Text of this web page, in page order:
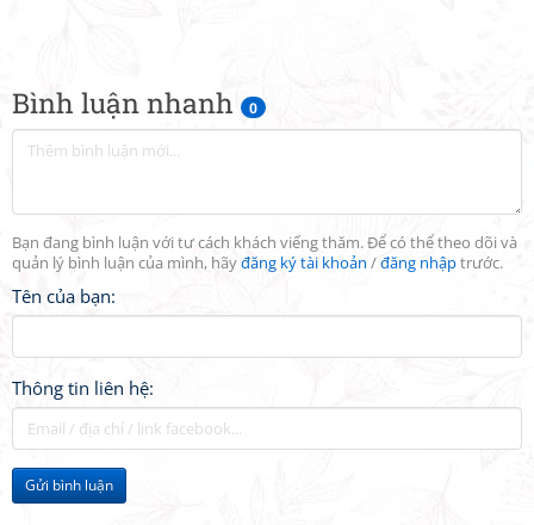
Bình luận nhanh 0
Bạn đang bình luận với tư cách khách viếng thăm. Để có thể theo dõi và
quản lý bình luận của mình, hãyđăng ký tài khoản /đăng nhậptrước.
Tên của bạn:
Thông tin liên hệ:
Gửi bình luận